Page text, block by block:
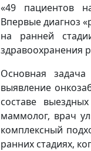
«49 пациентов
Впервые диагноз
на ранней
здравоохранения
Основная
выявление
составе
маммолог, врач
комплексный
ранних стадиях,